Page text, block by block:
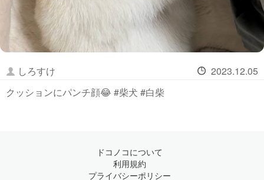
しろすけ
2023.12.05
クッションにパンチ顔😂 #柴犬 #白柴
ドコノコについて
利用規約
プライバシーポリシー